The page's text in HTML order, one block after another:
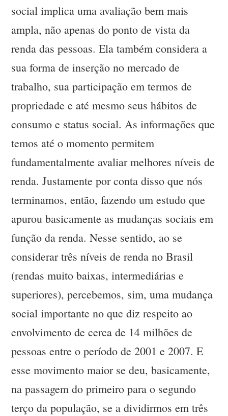
social implica uma avaliação bem mais
ampla, não apenas do ponto de vista da
renda das pessoas. Ela também considera a
sua forma de inserção no mercado de
trabalho, sua participação em termos de
propriedade e até mesmo seus hábitos de
consumo e status social. As informações que
temos até o momento permitem
fundamentalmente avaliar melhores níveis de
renda. Justamente por conta disso que nós
terminamos, então, fazendo um estudo que
apurou basicamente as mudanças sociais em
função da renda. Nesse sentido, ao se
considerar três níveis de renda no Brasil
(rendas muito baixas, intermediárias e
superiores), percebemos, sim, uma mudança
social importante no que diz respeito ao
envolvimento de cerca de 14 milhões de
pessoas entre o período de 2001 e 2007. E
esse movimento maior se deu, basicamente,
na passagem do primeiro para o segundo
terço da população, se a dividirmos em três